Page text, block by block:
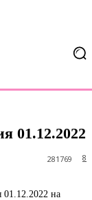
01.12.2022
8
281769
01.12.2022 на